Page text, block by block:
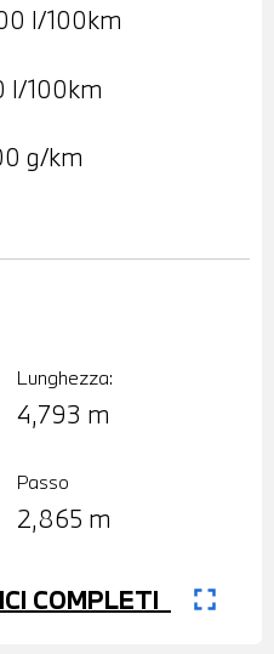
l/100km
l/100km
g/km
Lunghezza:
4,793 m
Passo
2,865 m
COMPLETI fullscreen